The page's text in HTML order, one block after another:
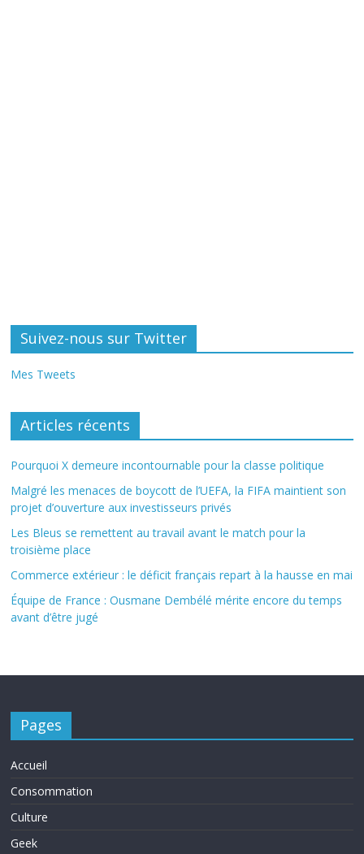
Suivez-nous sur Twitter
Mes Tweets
Articles récents
Pourquoi X demeure incontournable pour la classe politique
Malgré les menaces de boycott de l’UEFA, la FIFA maintient son
projet d’ouverture aux investisseurs privés
Les Bleus se remettent au travail avant le match pour la
troisième place
Commerce extérieur : le déficit français repart à la hausse en mai
Équipe de France : Ousmane Dembélé mérite encore du temps
avant d’être jugé
Pages
Accueil
Consommation
Culture
Geek